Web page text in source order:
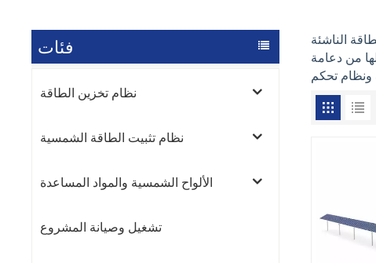
فئات
نظام تخزين الطاقة
نظام تثبيت الطاقة الشمسية
الألواح الشمسية والمواد المساعدة
تشغيل وصيانة المشروع
من دعامة